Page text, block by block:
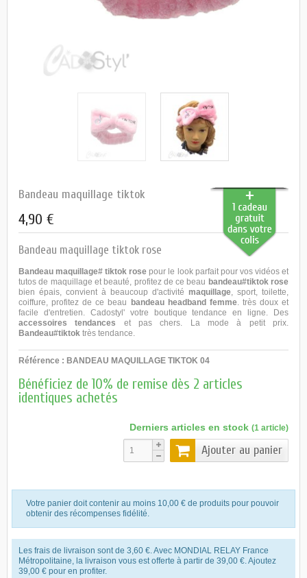
Bandeau maquillage tiktok
4,90 €
Bandeau maquillage tiktok rose
Bandeau maquillage# tiktok rose pour le look parfait pour vos vidéos et
tutos de maquillage et beauté, profitez de ce beau bandeau#tiktok rose
bien épais, convient à beaucoup d'activité maquillage, sport, toilette,
coiffure, profitez de ce beau
bandeau headband femme. très doux et
facile d'entretien. Cadostyl'votre boutique tendance en ligne. Des
accessoires tendances et pas chers. La mode à petit prix.
Bandeau#tiktok très tendance.
Référence : BANDEAU MAQUILLAGE TIKTOK 04
Bénéficiez de 10% de remise dès 2 articles
identiques achetés
Derniers articles en stock (1 article)
Ajouter au panier
Votre panier doit contenir au moins 10,00 € de produits pour pouvoir
obtenir des récompenses fidélité.
Les frais de livraison sont de 3,60 €. Avec MONDIAL RELAY France
Métropolitaine, la livraison vous est offerte à partir de 39,00 €. Ajoutez
39,00 € pour en profiter.